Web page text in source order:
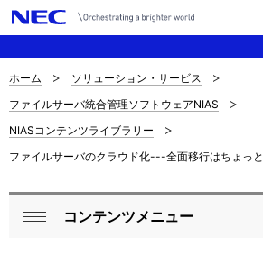
ナ
ビ
ゲ
シ
サ
イ
ト
の
ホーム
ソリューション・サービス
ファイルサーバ統合管理ソフトウェアNIAS
NIASコンテンツライブラリー
ファイルサーバのクラウド化---全面移行はちょっと
ロ
コンテンツメニュー